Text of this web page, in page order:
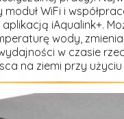
WiFi i
iAqualink+.
wody,
w czasie
na ziemi przy